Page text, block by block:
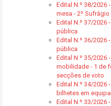
Edital N.º 38/2026
mesa - 2º
Edital N.º 37/2026
pública
Edital N.º 36/2026
pública
Edital N.º 35/2026
mobilidade - 1 de
secções de voto
Edital N.º 34/2026
bilhetes em
Edital N.º 33/